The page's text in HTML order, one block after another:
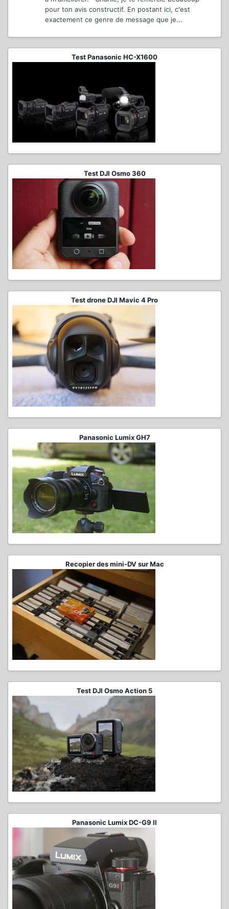
pour ton avis constructif. En postant ici, c'est
exactement ce genre de message que je...
Test Panasonic HC-X1600
Test DJI Osmo 360
Test drone DJI Mavic 4 Pro
Panasonic Lumix GH7
Recopier des mini-DV sur Mac
Test DJI Osmo Action 5
Panasonic Lumix DC-G9 II